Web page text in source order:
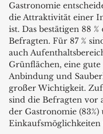
Gastronomie
die Attraktivität einer
ist. Das bestätigen 88 %
Befragten. Für 87 %
auch
Grünflächen, eine gute
Anbindung und
großer Wichtigkeit.
sind die Befragten vor
der Gastronomie
Einkaufsmöglichkeiten